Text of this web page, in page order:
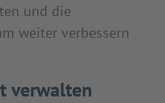
und die
weiter verbessern
verwalten